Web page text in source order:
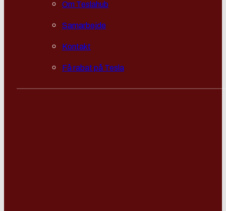
Om Teslahub
Samarbejde
Kontakt
Få rabat på Tesla